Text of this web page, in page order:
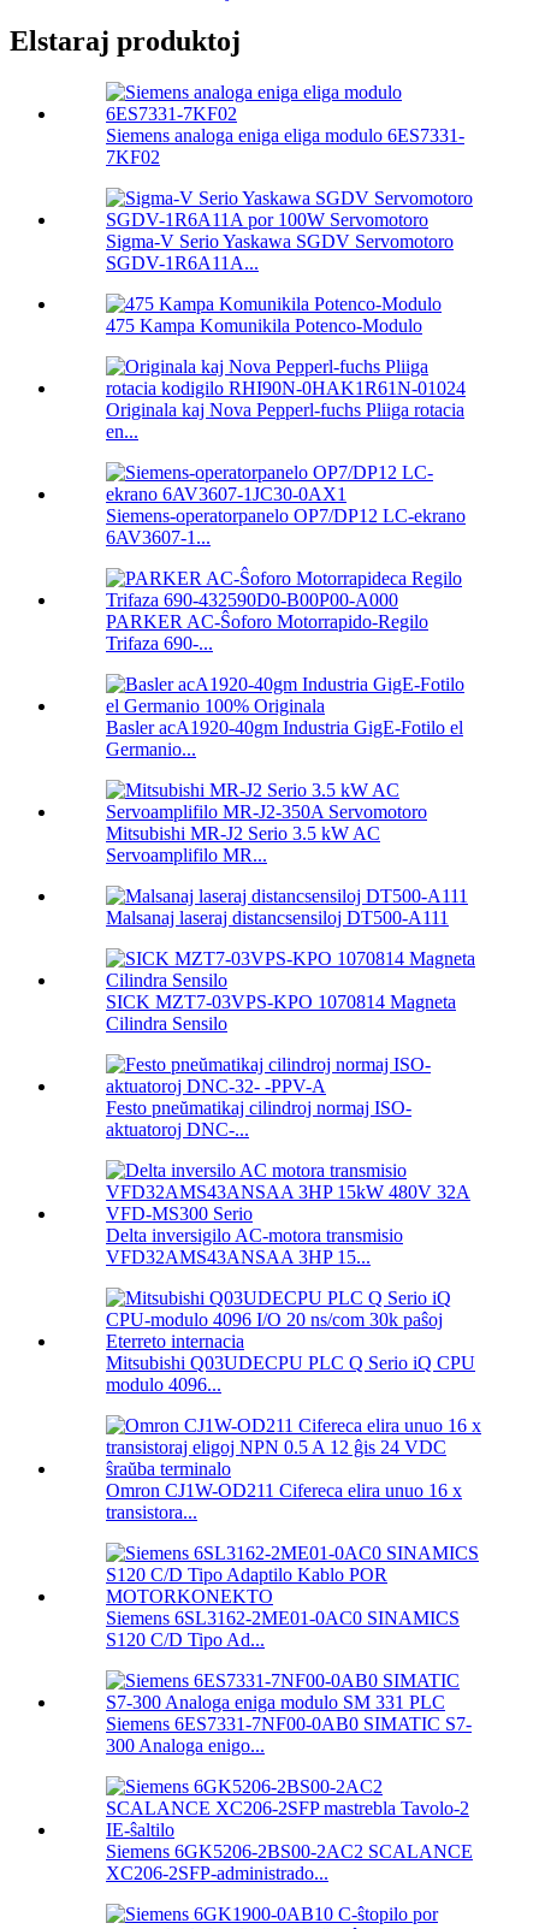
Elstaraj produktoj
Siemens analoga eniga eliga modulo 6ES7331-
7KF02
Sigma-V Serio Yaskawa SGDV Servomotoro
SGDV-1R6A11A...
475 Kampa Komunikila Potenco-Modulo
Originala kaj Nova Pepperl-fuchs Pliiga rotacia
en...
Siemens-operatorpanelo OP7/DP12 LC-ekrano
6AV3607-1...
PARKER AC-Ŝoforo Motorrapido-Regilo
Trifaza 690-...
Basler acA1920-40gm Industria GigE-Fotilo el
Germanio...
Mitsubishi MR-J2 Serio 3.5 kW AC
Servoamplifilo MR...
Malsanaj laseraj distancsensiloj DT500-A111
SICK MZT7-03VPS-KPO 1070814 Magneta
Cilindra Sensilo
Festo pneŭmatikaj cilindroj normaj ISO-
aktuatoroj DNC-...
Delta inversigilo AC-motora transmisio
VFD32AMS43ANSAA 3HP 15...
Mitsubishi Q03UDECPU PLC Q Serio iQ CPU
modulo 4096...
Omron CJ1W-OD211 Cifereca elira unuo 16 x
transistora...
Siemens 6SL3162-2ME01-0AC0 SINAMICS
S120 C/D Tipo Ad...
Siemens 6ES7331-7NF00-0AB0 SIMATIC S7-
300 Analoga enigo...
Siemens 6GK5206-2BS00-2AC2 SCALANCE
XC206-2SFP-administrado...